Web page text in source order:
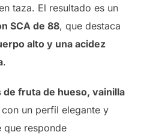
taza. El resultado es un
SCA de 88, que destaca
alto y una acidez
.
de fruta de hueso, vainilla
con un perfil elegante y
que responde